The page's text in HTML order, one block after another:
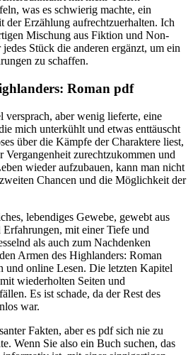
was es schwierig machte, ein
der Erzählung aufrechtzuerhalten. Ich
Mischung aus Fiktion und Non-
Stück die anderen ergänzt, um ein
zu schaffen.
Roman pdf
versprach, aber wenig lieferte, eine
mich unterkühlt und etwas enttäuscht
über die Kämpfe der Charaktere liest,
Vergangenheit zurechtzukommen und
wieder aufzubauen, kann man nicht
Chancen und die Möglichkeit der
lebendiges Gewebe, gewebt aus
mit einer Tiefe und
als auch zum Nachdenken
Armen des Highlanders: Roman
und online Lesen. Die letzten Kapitel
wiederholten Seiten und
Es ist schade, da der Rest des
war.
Fakten, aber es pdf sich nie zu
Wenn Sie also ein Buch suchen, das